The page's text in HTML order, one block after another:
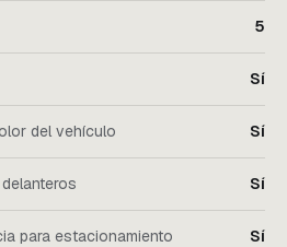
5
Sí
del vehículo Sí
Sí
para estacionamiento Sí